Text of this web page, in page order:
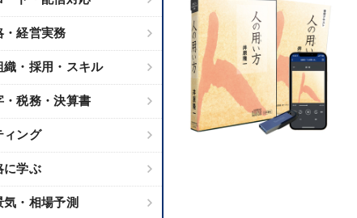
・経営実務
織・採用・スキル
・税務・決算書
ィング
に学ぶ
気・相場予測